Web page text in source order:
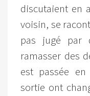
discutaient en
voisin, se
pas jugé par
ramasser des
est passée
sortie ont